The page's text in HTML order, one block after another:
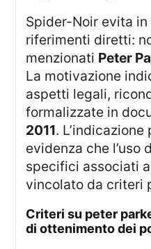
Spider-Noir evita in modo esplicito
riferimenti diretti:
menzionati Peter
La motivazione
aspetti legali,
formalizzate in
2011.
evidenza che l’uso
specifici associati
vincolato da criteri
criteri su peter parker: origini e momento
di ottenimento dei